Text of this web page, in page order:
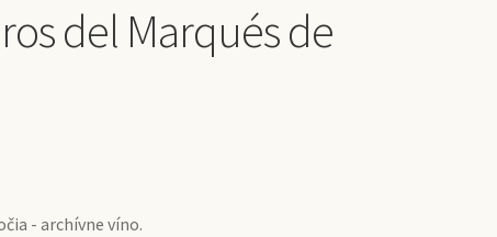
del Marqués de
- archívne víno.